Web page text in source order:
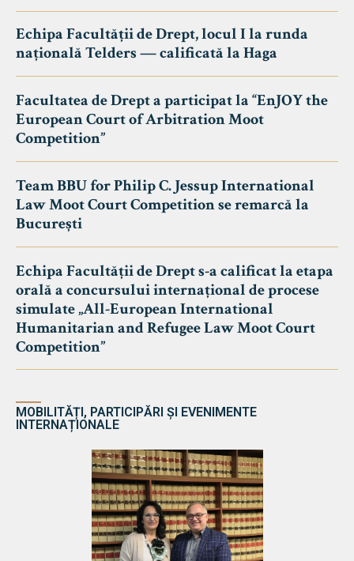
Echipa Facultății de Drept, locul I la runda
națională Telders — calificată la Haga
Facultatea de Drept a participat la “EnJOY the
European Court of Arbitration Moot
Competition”
Team BBU for Philip C. Jessup International
Law Moot Court Competition se remarcă la
București
Echipa Facultății de Drept s-a calificat la etapa
orală a concursului internațional de procese
simulate „All-European International
Humanitarian and Refugee Law Moot Court
Competition”
MOBILITĂȚI, PARTICIPĂRI ȘI EVENIMENTE
INTERNAȚIONALE